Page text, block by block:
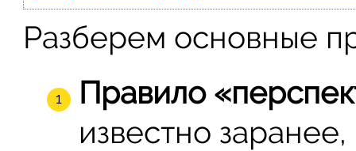
Разберем основные
Правило
известно